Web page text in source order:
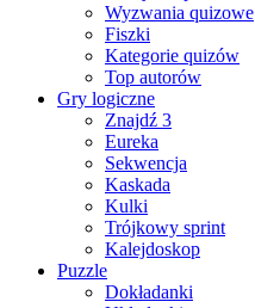
Wyzwania quizowe
Fiszki
Kategorie quizów
Top autorów
Gry logiczne
Znajdź 3
Eureka
Sekwencja
Kaskada
Kulki
Trójkowy sprint
Kalejdoskop
Puzzle
Dokładanki